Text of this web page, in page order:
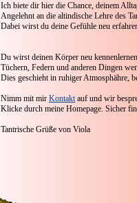
Ich biete dir hier die Chance, deinem
Angelehnt an die altindische Lehre des
Dabei wirst du deine Gefühle neu
Du wirst deinen Körper neu
Tüchern, Federn und anderen Dingen
Dies geschieht in ruhiger Atmosphähre,
Nimm mit mir Kontaktauf und wir
Klicke durch meine Homepage. Sicher
Tantrische Grüße von Viola